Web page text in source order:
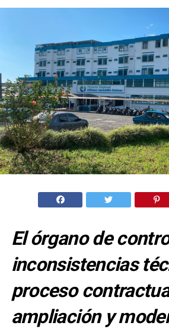
El órgano de
inconsistencias
proceso
ampliación y